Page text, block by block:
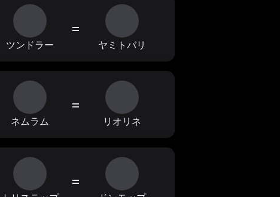
ツンドラー
=
ヤミトバリ
ネムラム
=
リオリネ
=